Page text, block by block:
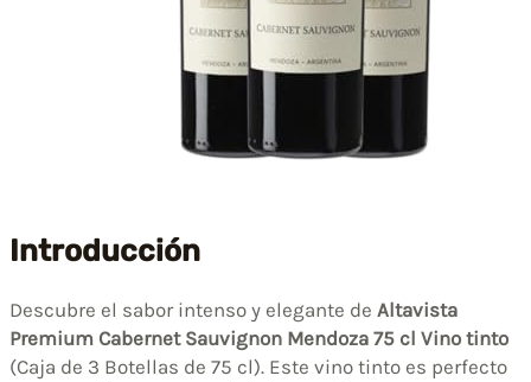
Introducción
Descubre el sabor intenso y elegante de Altavista
Premium Cabernet Sauvignon Mendoza 75 cl Vino tinto
(Caja de 3 Botellas de 75 cl). Este vino tinto es perfecto